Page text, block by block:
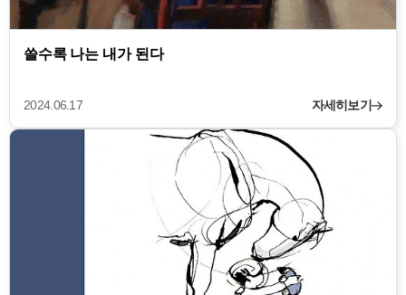
쓸수록 나는 내가 된다
2024.06.17 자세히보기